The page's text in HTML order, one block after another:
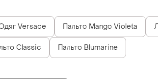
Versace Пальто Mango Violeta
Classic Пальто Blumarine